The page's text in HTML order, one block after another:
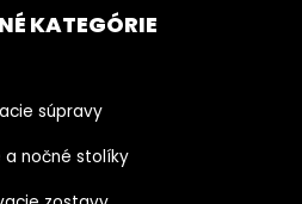
KATEGÓRIE
súpravy
a nočné stolíky